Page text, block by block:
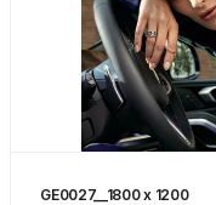
GE0027__1800 x 1200